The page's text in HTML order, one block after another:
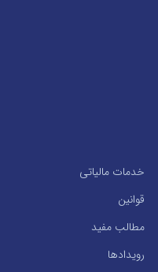
خدمات مالیاتی
قوانین
مطالب مفید
رویدادها